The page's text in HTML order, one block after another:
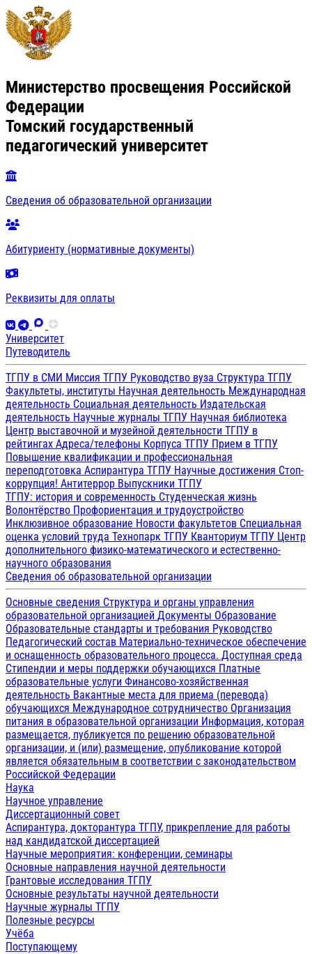
Министерство просвещения Российской
Федерации
Томский государственный
педагогический университет
Сведения об образовательной организации
Абитуриенту (нормативные документы)
Реквизиты для оплаты
Университет
Путеводитель
ТГПУ в СМИ Миссия ТГПУ Руководство вуза Структура ТГПУ
Факультеты, институты Научная деятельность Международная
деятельность Социальная деятельность Издательская
деятельность Научные журналы ТГПУ Научная библиотека
Центр выставочной и музейной деятельности ТГПУ в
рейтингах Адреса/телефоны Корпуса ТГПУ Прием в ТГПУ
Повышение квалификации и профессиональная
переподготовка Аспирантура ТГПУ Научные достижения Стоп-
коррупция! Антитеррор Выпускники ТГПУ
ТГПУ: история и современность Студенческая жизнь
Волонтёрство Профориентация и трудоустройство
Инклюзивное образование Новости факультетов Специальная
оценка условий труда Технопарк ТГПУ Кванториум ТГПУ Центр
дополнительного физико-математического и естественно-
научного образования
Сведения об образовательной организации
Основные сведения Структура и органы управления
образовательной организацией Документы Образование
Образовательные стандарты и требования Руководство
Педагогический состав Материально-техническое обеспечение
и оснащенность образовательного процесса. Доступная среда
Стипендии и меры поддержки обучающихся Платные
образовательные услуги Финансово-хозяйственная
деятельность Вакантные места для приема (перевода)
обучающихся Международное сотрудничество Организация
питания в образовательной организации Информация, которая
размещается, публикуется по решению образовательной
организации, и (или) размещение, опубликование которой
является обязательным в соответствии с законодательством
Российской Федерации
Наука
Научное управление
Диссертационный совет
Аспирантура, докторантура ТГПУ, прикрепление для работы
над кандидатской диссертацией
Научные мероприятия: конференции, семинары
Основные направления научной деятельности
Грантовые исследования ТГПУ
Основные результаты научной деятельности
Научные журналы ТГПУ
Полезные ресурсы
Учёба
Поступающему